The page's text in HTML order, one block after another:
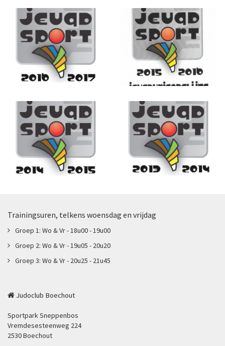
Trainingsuren, telkens woensdag en vrijdag
Groep 1: Wo & Vr - 18u00 - 19u00
Groep 2: Wo & Vr - 19u05 - 20u20
Groep 3: Wo & Vr - 20u25 - 21u45
Judoclub Boechout
Sportpark Sneppenbos
Vremdesesteenweg 224
2530 Boechout